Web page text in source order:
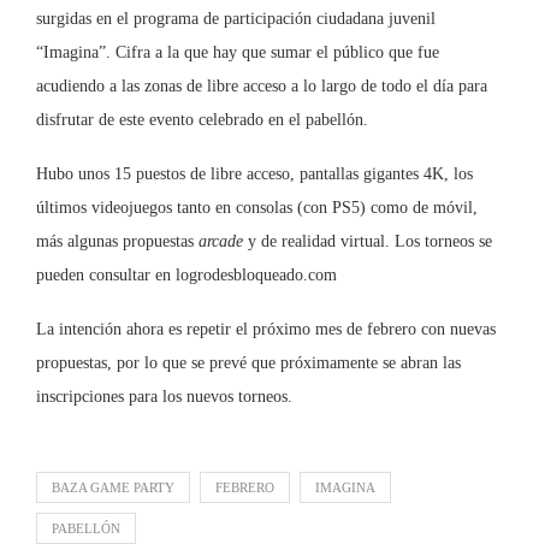
surgidas en el programa de participación ciudadana juvenil
“Imagina”. Cifra a la que hay que sumar el público que fue
acudiendo a las zonas de libre acceso a lo largo de todo el día para
disfrutar de este evento celebrado en el pabellón.
Hubo unos 15 puestos de libre acceso, pantallas gigantes 4K, los
últimos videojuegos tanto en consolas (con PS5) como de móvil,
más algunas propuestas arcade y de realidad virtual. Los torneos se
pueden consultar en logrodesbloqueado.com
La intención ahora es repetir el próximo mes de febrero con nuevas
propuestas, por lo que se prevé que próximamente se abran las
inscripciones para los nuevos torneos.
BAZA GAME PARTY FEBRERO IMAGINA
PABELLÓN